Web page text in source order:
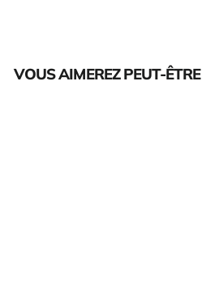
VOUS AIMEREZ PEUT-ÊTRE